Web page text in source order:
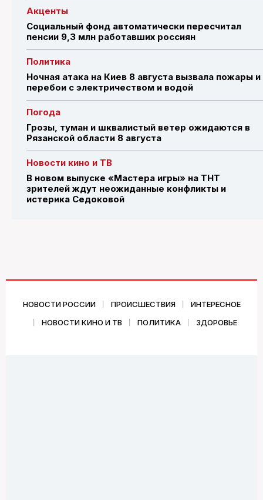
Акценты
Социальный фонд автоматически пересчитал
пенсии 9,3 млн работавших россиян
Политика
Ночная атака на Киев 8 августа вызвала пожары и
перебои с электричеством и водой
Погода
Грозы, туман и шквалистый ветер ожидаются в
Рязанской области 8 августа
Новости кино и ТВ
В новом выпуске «Мастера игры» на ТНТ
зрителей ждут неожиданные конфликты и
истерика Седоковой
НОВОСТИ РОССИИ ПРОИСШЕСТВИЯ
ИНТЕРЕСНОЕ
НОВОСТИ КИНО И ТВ
ПОЛИТИКА ЗДОРОВЬЕ